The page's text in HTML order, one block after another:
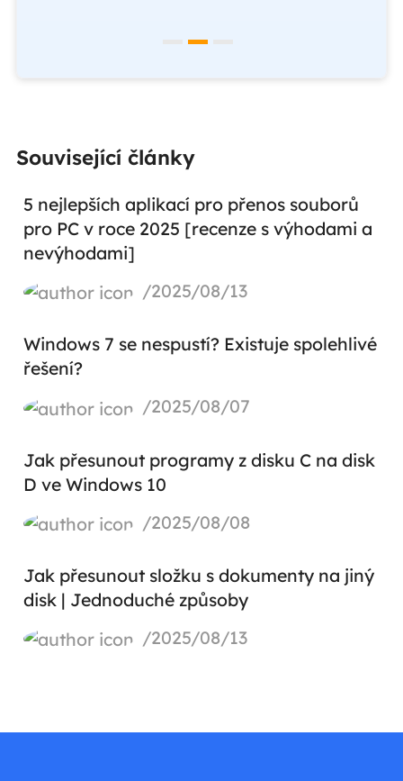
Související články
5 nejlepších aplikací pro přenos souborů
pro PC v roce 2025 [recenze s výhodami a
nevýhodami]
/2025/08/13
Windows 7 se nespustí? Existuje spolehlivé
řešení?
/2025/08/07
Jak přesunout programy z disku C na disk
D ve Windows 10
/2025/08/08
Jak přesunout složku s dokumenty na jiný
disk | Jednoduché způsoby
/2025/08/13